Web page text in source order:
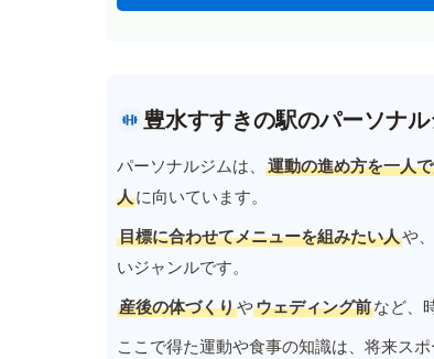
豊水すすきの駅のパーソナ
パーソナルジムは、 運動の進め方を一人
人に向いています。
目標に合わせてメニューを組みたい人や、
いジャンルです。
産後の体づくりやウェディング前など、
ここで得た運動や食事の知識は、将来ス